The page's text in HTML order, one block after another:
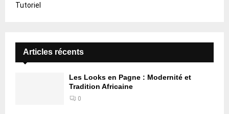
Tutoriel
Articles récents
Les Looks en Pagne : Modernité et
Tradition Africaine
0